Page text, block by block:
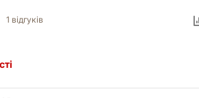
1 відгуків